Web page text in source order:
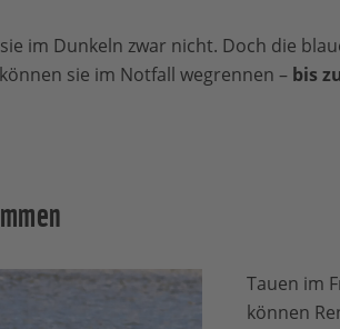
im Dunkeln zwar nicht. Doch die
sie im Notfall wegrennen – bis
Tauen im
können